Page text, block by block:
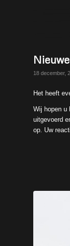
18 december,
Het heeft
Wij hopen u
uitgevoerd
op. Uw